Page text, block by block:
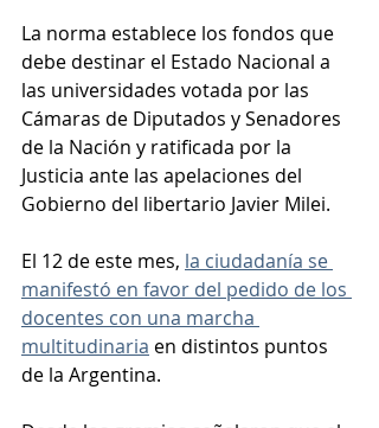
La norma establece los fondos que
debe destinar el Estado Nacional a
las universidades votada por las
Cámaras de Diputados y Senadores
de la Nación y ratificada por la
Justicia ante las apelaciones del
Gobierno del libertario Javier Milei.
El 12 de este mes, la ciudadanía se
manifestó en favor del pedido de los
docentes con una marcha
multitudinaria en distintos puntos
de la Argentina.